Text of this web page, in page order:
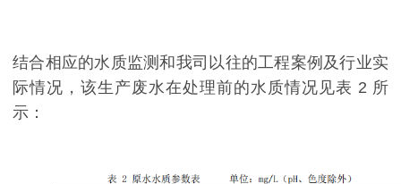
结合相应的水质监测和我司以往的工程案例及行业实
际情况，该生产废水在处理前的水质情况见表 2 所
示：